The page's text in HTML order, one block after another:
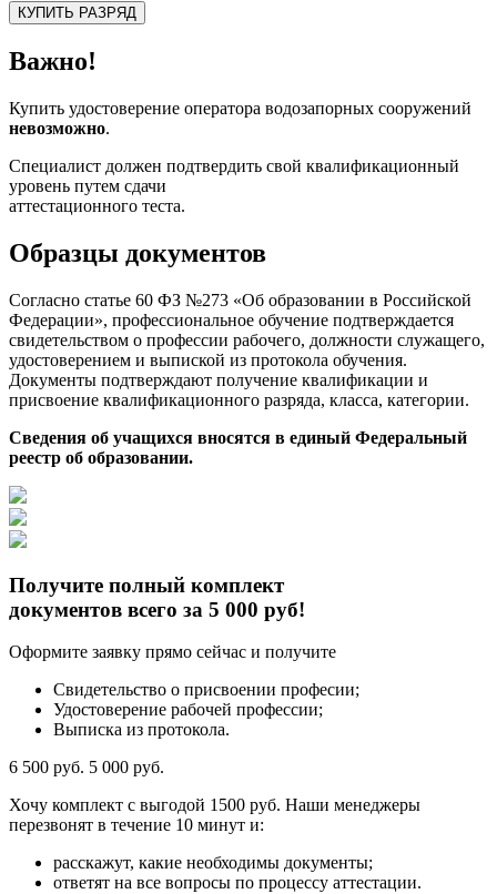
КУПИТЬ РАЗРЯД
Важно!
Купить удостоверение оператора водозапорных сооружений
невозможно.
Специалист должен подтвердить свой квалификационный
уровень путем сдачи
аттестационного теста.
Образцы документов
Согласно статье 60 ФЗ №273 «Об образовании в Российской
Федерации», профессиональное обучение подтверждается
свидетельством о профессии рабочего, должности служащего,
удостоверением и выпиской из протокола обучения.
Документы подтверждают получение квалификации и
присвоение квалификационного разряда, класса, категории.
Сведения об учащихся вносятся в единый Федеральный
реестр об образовании.
Получите полный комплект
документов всего за 5 000 руб!
Оформите заявку прямо сейчас и получите
Свидетельство о присвоении професии;
Удостоверение рабочей профессии;
Выписка из протокола.
6 500 руб. 5 000 руб.
Хочу комплект с выгодой 1500 руб. Наши менеджеры
перезвонят в течение 10 минут и:
расскажут, какие необходимы документы;
ответят на все вопросы по процессу аттестации.